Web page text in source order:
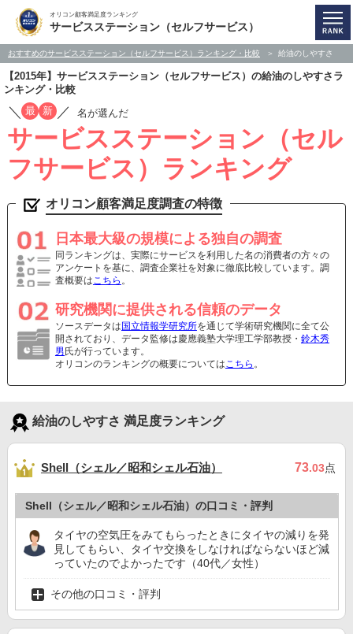
オリコン顧客満足度ランキング
サービスステーション（セルフサービス）
おすすめのサービスステーション（セルフサービス）ランキング・比較 給油のしやすさ
【2015年】サービスステーション（セルフサービス）の給油のしやすさラ
ンキング・比較
／ 最 新 ／ 名が選んだ
サービスステーション（セル
フサービス）ランキング
オリコン顧客満足度調査の特徴
日本最大級の規模による独自の調査
同ランキングは、実際にサービスを利用した名の消費者の方々の
アンケートを基に、調査企業社を対象に徹底比較しています。調
査概要はこちら 。
研究機関に提供される信頼のデータ
ソースデータは 国立情報学研究所を通じて学術研究機関に全て公
開されており、データ監修は慶應義塾大学理工学部教授・ 鈴木秀
男 氏が行っています。
オリコンのランキングの概要についてはこちら 。
給油のしやすさ 満足度ランキング
Shell（シェル／昭和シェル石油） 73.03点
Shell（シェル／昭和シェル石油）の口コミ・評判
タイヤの空気圧をみてもらったときにタイヤの減りを発
見してもらい、タイヤ交換をしなければならないほど減
っていたのでよかったです（40代／女性）
その他の口コミ・評判